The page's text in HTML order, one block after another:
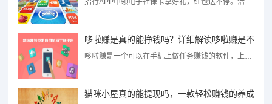
哆啦赚是真的能挣钱吗？详细解读哆啦赚是不
猫咪小屋真的能提现吗，一款轻松赚钱的养成